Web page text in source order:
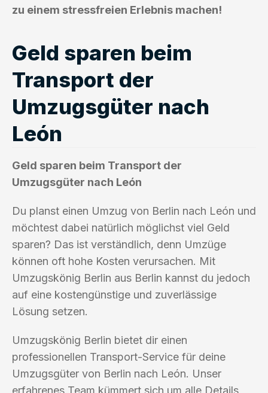
zu einem stressfreien Erlebnis machen!
Geld sparen beim
Transport der
Umzugsgüter nach
León
Geld sparen beim Transport der
Umzugsgüter nach León
Du planst einen Umzug von Berlin nach León und
möchtest dabei natürlich möglichst viel Geld
sparen? Das ist verständlich, denn Umzüge
können oft hohe Kosten verursachen. Mit
Umzugskönig Berlin aus Berlin kannst du jedoch
auf eine kostengünstige und zuverlässige
Lösung setzen.
Umzugskönig Berlin bietet dir einen
professionellen Transport-Service für deine
Umzugsgüter von Berlin nach León. Unser
erfahrenes Team kümmert sich um alle Details